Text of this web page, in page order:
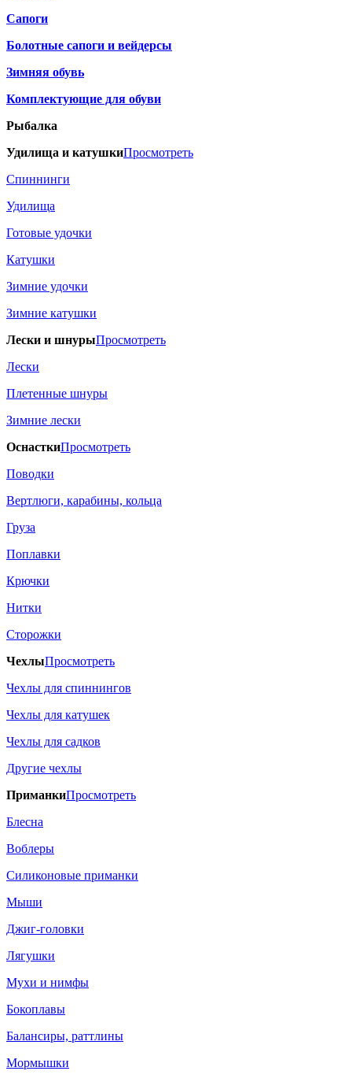
Сапоги
Болотные сапоги и вейдерсы
Зимняя обувь
Комплектующие для обуви
Рыбалка
Удилища и катушкиПросмотреть
Спиннинги
Удилища
Готовые удочки
Катушки
Зимние удочки
Зимние катушки
Лески и шнурыПросмотреть
Лески
Плетенные шнуры
Зимние лески
ОснасткиПросмотреть
Поводки
Вертлюги, карабины, кольца
Груза
Поплавки
Крючки
Нитки
Сторожки
ЧехлыПросмотреть
Чехлы для спиннингов
Чехлы для катушек
Чехлы для садков
Другие чехлы
ПриманкиПросмотреть
Блесна
Воблеры
Силиконовые приманки
Мыши
Джиг-головки
Лягушки
Мухи и нимфы
Бокоплавы
Балансиры, раттлины
Мормышки